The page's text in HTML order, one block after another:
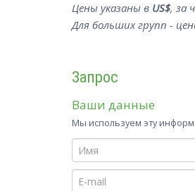
Цены указаны в US$, за
Для больших групп -
Запрос
Ваши данные
Мы используем эту